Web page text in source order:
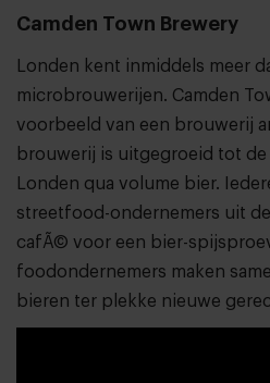
Camden Town Brewery
Londen kent inmiddels meer
microbrouwerijen. Camden
voorbeeld van een brouwerij
brouwerij is uitgegroeid tot
Londen qua volume bier.
streetfood-ondernemers uit
cafÃ© voor een bier-
foodondernemers maken
bieren ter plekke nieuwe